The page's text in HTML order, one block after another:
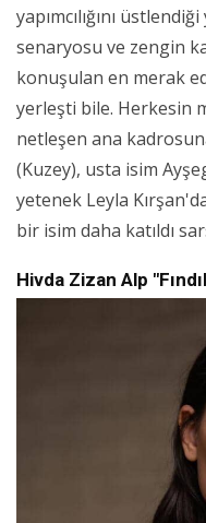
yapımcılığını
senaryosu ve zengin
konuşulan en merak
yerleşti bile. Herkesin
netleşen ana
(Kuzey), usta isim
yetenek Leyla
bir isim daha katıldı
Hivda Zizan Alp